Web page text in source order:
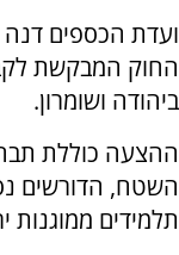
ועדת הכספים דנה
החוק המבקשת
ביהודה ושומרון.
ההצעה כוללת
השטח, הדורשים
תלמידים ממוגנות